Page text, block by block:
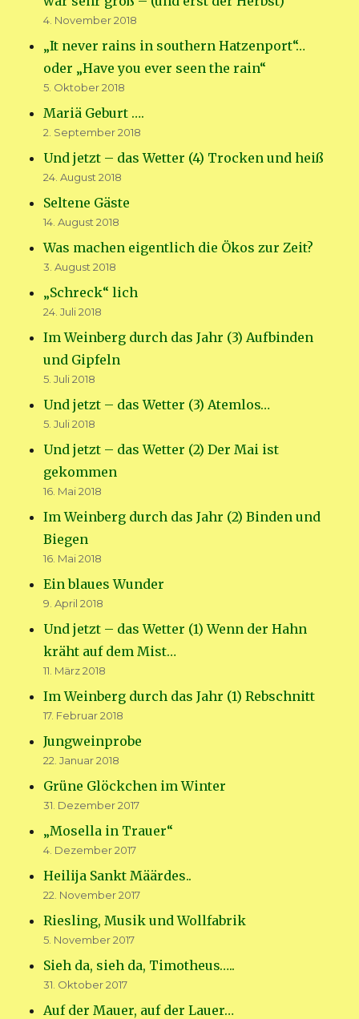
4. November 2018
„It never rains in southern Hatzenport“…
oder „Have you ever seen the rain“
5. Oktober 2018
Mariä Geburt ….
2. September 2018
Und jetzt – das Wetter (4) Trocken und heiß
24. August 2018
Seltene Gäste
14. August 2018
Was machen eigentlich die Ökos zur Zeit?
3. August 2018
„Schreck“ lich
24. Juli 2018
Im Weinberg durch das Jahr (3) Aufbinden
und Gipfeln
5. Juli 2018
Und jetzt – das Wetter (3) Atemlos…
5. Juli 2018
Und jetzt – das Wetter (2) Der Mai ist
gekommen
16. Mai 2018
Im Weinberg durch das Jahr (2) Binden und
Biegen
16. Mai 2018
Ein blaues Wunder
9. April 2018
Und jetzt – das Wetter (1) Wenn der Hahn
kräht auf dem Mist…
11. März 2018
Im Weinberg durch das Jahr (1) Rebschnitt
17. Februar 2018
Jungweinprobe
22. Januar 2018
Grüne Glöckchen im Winter
31. Dezember 2017
„Mosella in Trauer“
4. Dezember 2017
Heilija Sankt Määrdes..
22. November 2017
Riesling, Musik und Wollfabrik
5. November 2017
Sieh da, sieh da, Timotheus…..
31. Oktober 2017
Auf der Mauer, auf der Lauer…